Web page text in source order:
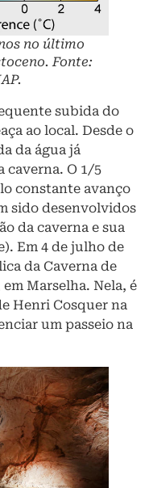
no último
Fonte:
subida do
ao local. Desde o
da água já
caverna. O 1/5
constante avanço
sido desenvolvidos
da caverna e sua
Em 4 de julho de
da Caverna de
em Marselha. Nela, é
Henri Cosquer na
um passeio na